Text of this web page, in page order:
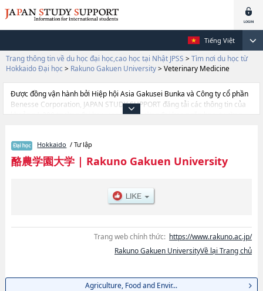
Tiếng Việt
Trang thông tin về du học đại học,cao học tại Nhật JPSS > Tìm nơi du học từ
Hokkaido Đại học > Rakuno Gakuen University> Veterinary Medicine
Được đồng vận hành bởi Hiệp hội Asia Gakusei Bunka và Công ty cổ phần
Benesse Corporation, JAPAN STUDY SUPPORT đăng tải các thông tin của
khoảng 1.300 trường đại học, cao học, trường đại học ngắn hạn, trường
thông tin cần thiết dành cho du học sinh, như là về các Ngành Agriculture,
Food and Environment ScienceshoặcNgành Veterinary Medicine, thông tin
về từng ngành học, thông tin liên quan đến thi tuyển như số lượng tuyển
Hokkaido / Tư lập
酪農学園大学| Rakuno Gakuen University
Trang web chính thức: https://www.rakuno.ac.jp/
Rakuno Gakuen UniversityVề lại Trang chủ
Agriculture, Food and Envir...